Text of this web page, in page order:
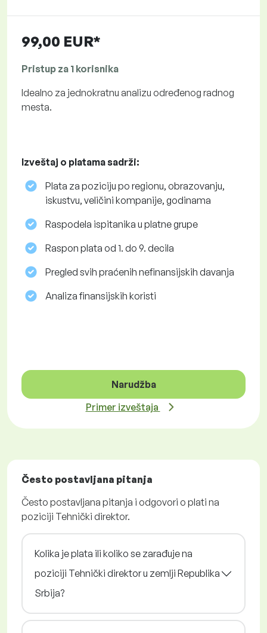
99,00 EUR*
Pristup za 1 korisnika
Idealno za jednokratnu analizu određenog radnog
mesta.
Izveštaj o platama sadrži:
Plata za poziciju po regionu, obrazovanju,
iskustvu, veličini kompanije, godinama
Raspodela ispitanika u platne grupe
Raspon plata od 1. do 9. decila
Pregled svih praćenih nefinansijskih davanja
Analiza finansijskih koristi
Narudžba
Primer izveštaja
Često postavljana pitanja
Često postavljana pitanja i odgovori o plati na
poziciji Tehnički direktor.
Kolika je plata ili koliko se zarađuje na
poziciji Tehnički direktor u zemlji Republika
Srbija?